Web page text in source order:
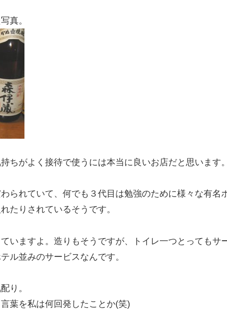
真。
ちがよく接待で使うには本当に良いお店だと思います。
られていて、何でも３代目は勉強のために様々な有名
たりされているそうです。
いますよ。造りもそうですが、トイレ一つとってもサ
ル並みのサービスなんです。
り。
葉を私は何回発したことか(笑)